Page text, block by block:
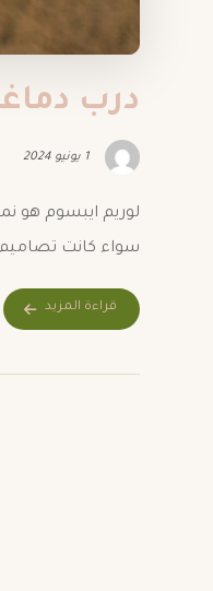
درب
1 يونيو 2024
لوريم ايبسوم هو
سواء كانت تصاميم
قراءة المزيد